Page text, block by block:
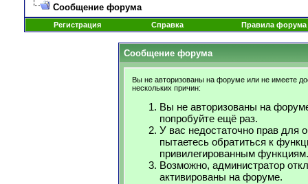
Сообщение форума
Регистрация Справка Правила форума
Сообщение форума
Вы не авторизованы на форуме или не имеете
нескольких причин:
Вы не авторизованы на
попробуйте ещё раз.
У вас недостаточно прав для
пытаетесь обратиться к
привилегированным функциям.
Возможно, администратор
активированы на форуме.